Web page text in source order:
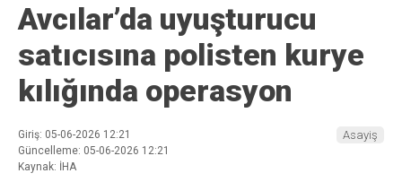
Avcılar’da uyuşturucu
satıcısına polisten kurye
kılığında operasyon
Giriş: 05-06-2026 12:21
Güncelleme: 05-06-2026 12:21
Kaynak: İHA
Asayiş